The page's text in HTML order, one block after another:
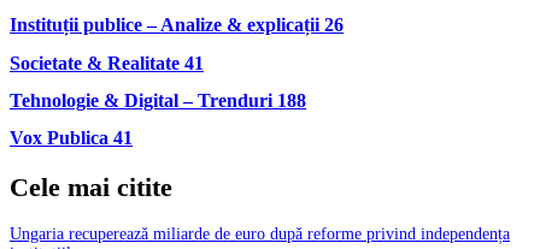
Instituții publice – Analize & explicații 26
Societate & Realitate 41
Tehnologie & Digital – Trenduri 188
Vox Publica 41
Cele mai citite
Ungaria recuperează miliarde de euro după reforme privind independența